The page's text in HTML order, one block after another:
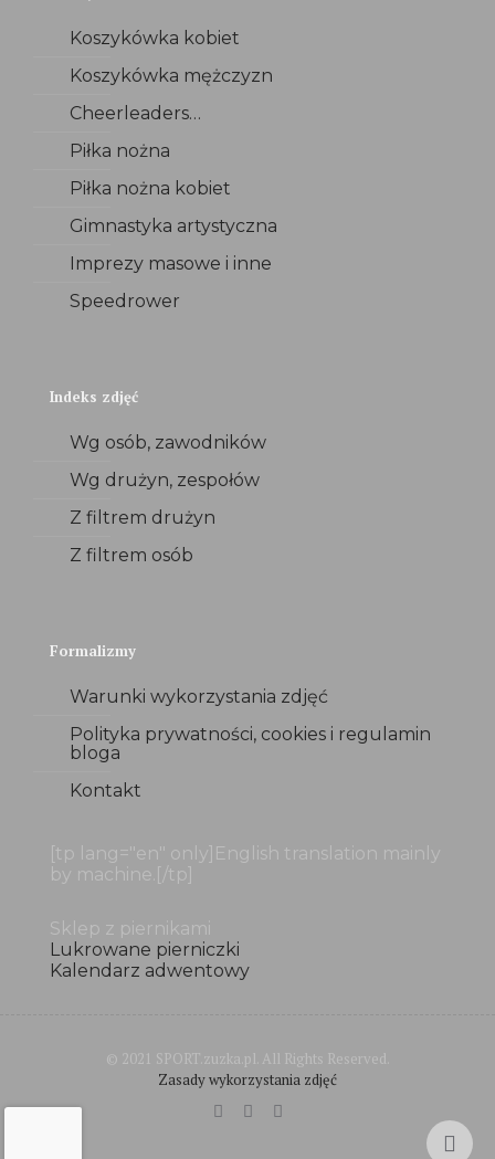
Koszykówka kobiet
Koszykówka mężczyzn
Cheerleaders…
Piłka nożna
Piłka nożna kobiet
Gimnastyka artystyczna
Imprezy masowe i inne
Speedrower
Indeks zdjęć
Wg osób, zawodników
Wg drużyn, zespołów
Z filtrem drużyn
Z filtrem osób
Formalizmy
Warunki wykorzystania zdjęć
Polityka prywatności, cookies i regulamin
bloga
Kontakt
[tp lang="en" only]English translation mainly
by machine.[/tp]
Sklep z piernikami
Lukrowane pierniczki
Kalendarz adwentowy
© 2021 SPORT.zuzka.pl. All Rights Reserved.
Zasady wykorzystania zdjęć